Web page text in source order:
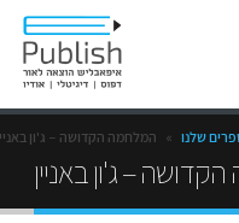
שלנו » המלחמה הקדושה – ג'ון
– ג'ון באניין